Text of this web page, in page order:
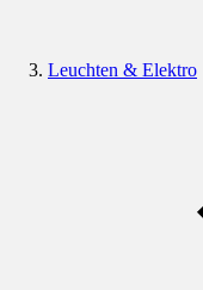
Leuchten & Elektro